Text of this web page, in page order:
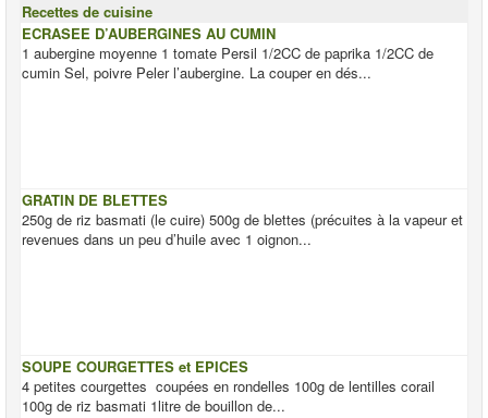
Recettes de cuisine
ECRASEE D’AUBERGINES AU CUMIN
1 aubergine moyenne 1 tomate Persil 1/2CC de paprika 1/2CC de
cumin Sel, poivre Peler l’aubergine. La couper en dés...
GRATIN DE BLETTES
250g de riz basmati (le cuire) 500g de blettes (précuites à la vapeur et
revenues dans un peu d’huile avec 1 oignon...
SOUPE COURGETTES et EPICES
4 petites courgettes coupées en rondelles 100g de lentilles corail
100g de riz basmati 1litre de bouillon de...